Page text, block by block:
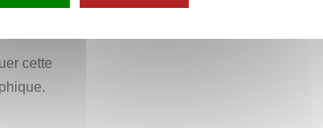
cette